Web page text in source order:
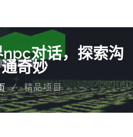
对话，探索沟
通奇妙
精品项目